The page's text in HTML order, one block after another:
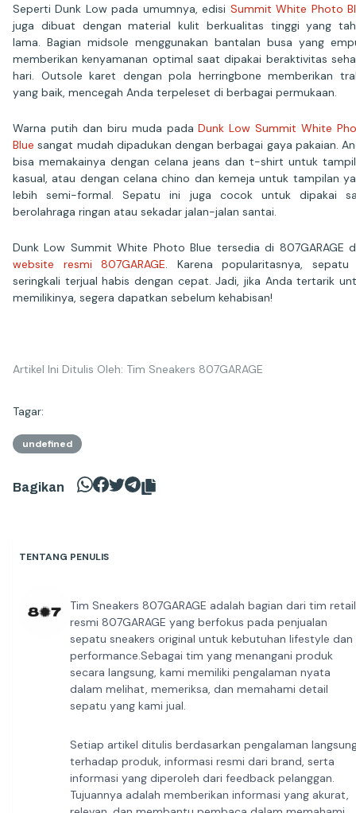
Seperti Dunk Low pada umumnya, edisi Summit White Photo
juga dibuat dengan material kulit berkualitas tinggi yang
lama. Bagian midsole menggunakan bantalan busa yang
memberikan kenyamanan optimal saat dipakai beraktivitas
hari. Outsole karet dengan pola herringbone memberikan
yang baik, mencegah Anda terpeleset di berbagai permukaan.
Warna putih dan biru muda padaDunk Low Summit White
Blue sangat mudah dipadukan dengan berbagai gaya pakaian.
bisa memakainya dengan celana jeans dan t-shirt untuk
kasual, atau dengan celana chino dan kemeja untuk tampilan
lebih semi-formal. Sepatu ini juga cocok untuk dipakai
berolahraga ringan atau sekadar jalan-jalan santai.
Dunk Low Summit White Photo Blue tersedia di 807GARAGE
website resmi 807GARAGE. Karena popularitasnya, sepatu
seringkali terjual habis dengan cepat. Jadi, jika Anda tertarik
memilikinya, segera dapatkan sebelum kehabisan!
Artikel Ini Ditulis Oleh: Tim Sneakers 807GARAGE
Tagar:
undefined
Bagikan
TENTANG PENULIS
Tim Sneakers 807GARAGE adalah bagian dari tim retail
resmi 807GARAGE yang berfokus pada penjualan
sepatu sneakers original untuk kebutuhan lifestyle dan
performance.Sebagai tim yang menangani produk
secara langsung, kami memiliki pengalaman nyata
dalam melihat, memeriksa, dan memahami detail
sepatu yang kami jual.
Setiap artikel ditulis berdasarkan pengalaman
terhadap produk, informasi resmi dari brand, serta
informasi yang diperoleh dari feedback pelanggan.
Tujuannya adalah memberikan informasi yang akurat,